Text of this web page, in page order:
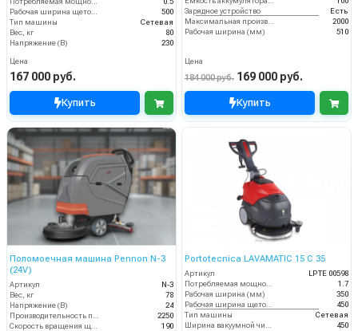
Потребляемая мощность (кВт)
0.5
Рабочая ширина щеток (мм)
500
Тип машины
Сетевая
Вес, кг
80
Напряжение (В)
230
Цена
167 000 руб.
Купить
Зарядное устройство
Есть
Максимальная производительность (кв.м/час)
2000
Рабочая ширина (мм)
510
Цена
184 000 руб. 169 000 руб.
Купить
Поломоечная машина Pennon N-3
(24V)
Артикул
N-3
Вес, кг
78
Напряжение (В)
24
2250
190
Portotecnica LAVAMATIC 15 C 35
Артикул
LPTE 00598
1.7
Рабочая ширина (мм)
350
450
Тип машины
Сетевая
450